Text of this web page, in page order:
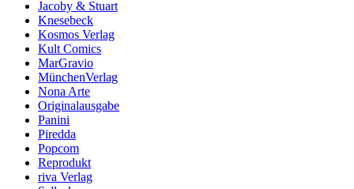
Jacoby & Stuart
Knesebeck
Kosmos Verlag
Kult Comics
MarGravio
MünchenVerlag
Nona Arte
Originalausgabe
Panini
Piredda
Popcom
Reprodukt
riva Verlag